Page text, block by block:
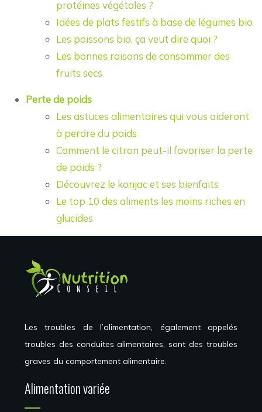
protéines végétales ?
Idées de plats festifs à base de légumes bio
Les poissons bio, ça veut dire quoi ?
Les bonnes raisons de consommer des
fruits secs
Perte de poids
Les astuces alimentaires qui vous aideront
à perdre du poids
Comment le citron peut-il favoriser la perte
de poids ?
Découvrez le konjac et ses bienfaits
Le top 10 des aliments les moins riches en
glucides
Les troubles de l’alimentation, également appelés
troubles des conduites alimentaires, sont des troubles
graves du comportement alimentaire.
Alimentation variée